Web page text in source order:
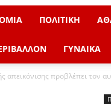
ΠΟΛΙΤΙΚΗ
ΓΥΝΑΙΚΑ
απεικόνισης προβλέπει τον